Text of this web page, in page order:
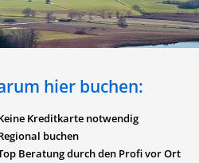
hier buchen:
Kreditkarte notwendig
buchen
Beratung durch den Profi vor Ort